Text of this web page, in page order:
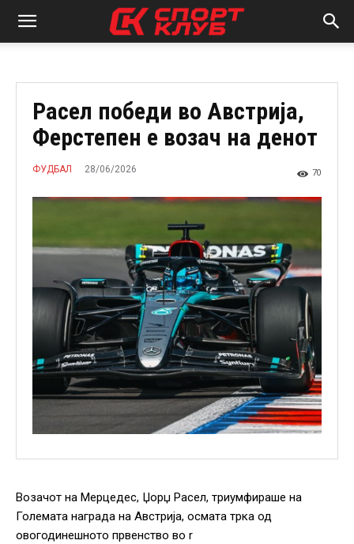
Расел победи во Австрија,
Ферстепен е возач на денот
ФУДБАЛ 28/06/2026 70
Возачот на Мерцедес, Џорџ Расел, триумфираше на
Големата награда на Австрија, осмата трка од
овогодинешното првенство во r